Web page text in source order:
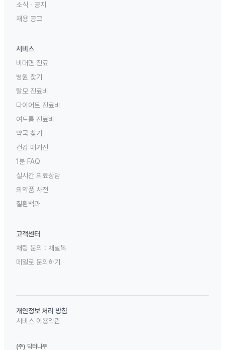
소식 · 공지
채용 공고
서비스
비대면 진료
병원 찾기
탈모 진료비
다이어트 진료비
여드름 진료비
약국 찾기
건강 매거진
1분 FAQ
실시간 의료상담
의약품 사전
질환백과
고객센터
채팅 문의 : 채널톡
메일로 문의하기
개인정보 처리 방침
서비스 이용약관
(주) 닥터나우